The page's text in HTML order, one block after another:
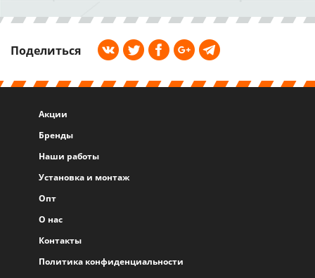
Поделиться
Акции
Бренды
Наши работы
Установка и монтаж
Опт
О нас
Контакты
Политика конфиденциальности